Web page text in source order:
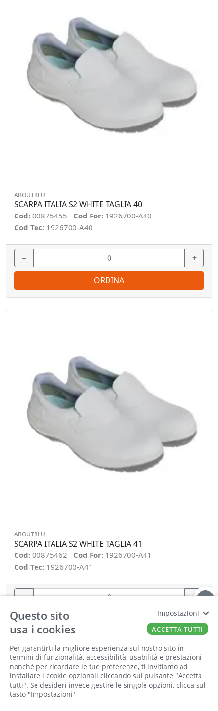
ABOUTBLU
SCARPA ITALIA S2 WHITE TAGLIA 40
Cod: 00875455 Cod For: 1926700-A40
Cod Tec: 1926700-A40
− +
ORDINA
ABOUTBLU
SCARPA ITALIA S2 WHITE TAGLIA 41
Cod: 00875462 Cod For: 1926700-A41
Cod Tec: 1926700-A41
− +
Questo sito
usa i cookies
Per garantirti la migliore esperienza sul nostro sito in
termini di funzionalità, accessibilità, usabilità e prestazioni
nonché per ricordare le tue preferenze, ti invitiamo ad
installare i cookie opzionali cliccando sul pulsante "Accetta
tutti". Se desideri invece gestire le singole opzioni, clicca sul
tasto "Impostazioni"
Impostazioni
ACCETTA TUTTI